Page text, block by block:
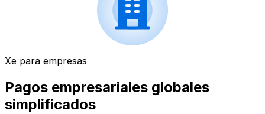
Xe para empresas
Pagos empresariales globales
simplificados